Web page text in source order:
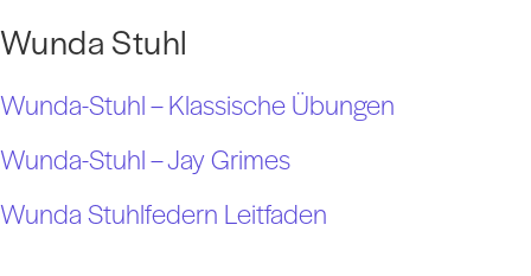
Wunda Stuhl
Wunda-Stuhl – Klassische Übungen
Wunda-Stuhl – Jay Grimes
Wunda Stuhlfedern Leitfaden